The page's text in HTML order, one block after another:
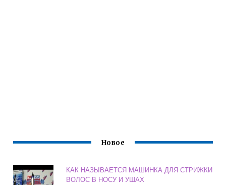
Новое
КАК НАЗЫВАЕТСЯ МАШИНКА ДЛЯ СТРИЖКИ
ВОЛОС В НОСУ И УШАХ